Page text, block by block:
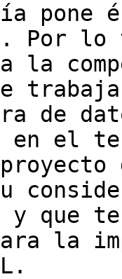
Por lo
la
de
en el
y que
la